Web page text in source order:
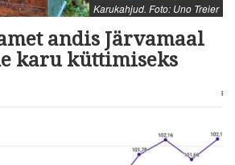
Karukahjud. Foto: Uno Treier
andis Järvamaal
karu küttimiseks